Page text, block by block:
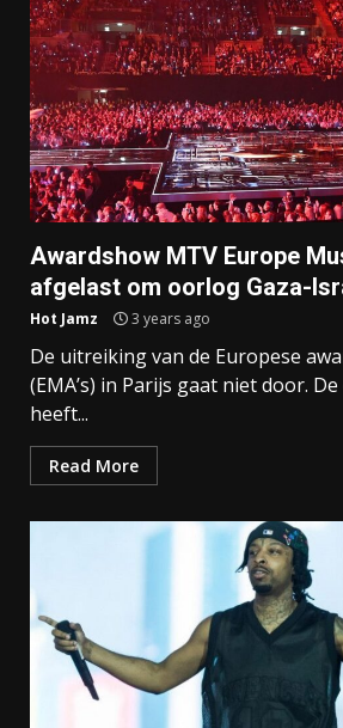
Awardshow MTV Europe
afgelast om oorlog Gaza-
Hot Jamz 3 years ago
De uitreiking van de Europese
(EMA’s) in Parijs gaat niet door.
heeft...
Read More